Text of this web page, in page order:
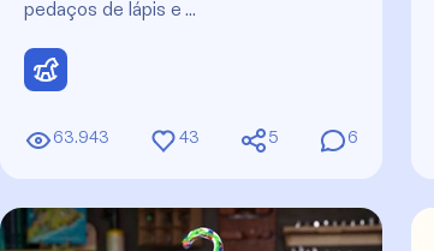
pedaços de lápis e …
63.943 43 5 6